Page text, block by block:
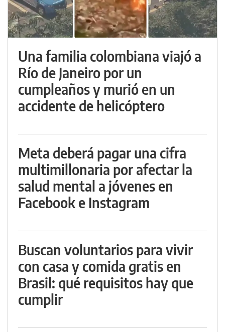
Una familia colombiana viajó a
Río de Janeiro por un
cumpleaños y murió en un
accidente de helicóptero
Meta deberá pagar una cifra
multimillonaria por afectar la
salud mental a jóvenes en
Facebook e Instagram
Buscan voluntarios para vivir
con casa y comida gratis en
Brasil: qué requisitos hay que
cumplir